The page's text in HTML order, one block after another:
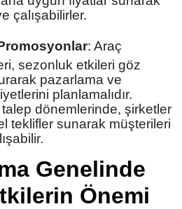
çalışabilirler.
: Araç
sezonluk etkileri göz
pazarlama ve
planlamalıdır.
dönemlerinde, şirketler
teklifler sunarak müşterileri
Genelinde
Önemi